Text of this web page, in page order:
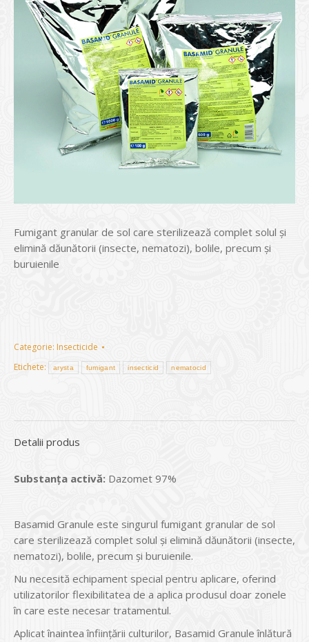
Fumigant granular de sol care sterilizează complet solul și
elimină dăunătorii (insecte, nematozi), bolile, precum și
buruienile
Categorie: Insecticide
Etichete:
arysta fumigant insecticid nematocid
Detalii produs
Substanța activă: Dazomet 97%
Basamid Granule este singurul fumigant granular de sol
care sterilizează complet solul și elimină dăunătorii (insecte,
nematozi), bolile, precum și buruienile.
Nu necesită echipament special pentru aplicare, oferind
utilizatorilor flexibilitatea de a aplica produsul doar zonele
în care este necesar tratamentul.
Aplicat înaintea înființării culturilor, Basamid Granule înlătură